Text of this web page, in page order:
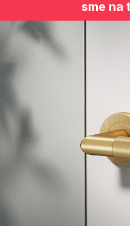
sme na